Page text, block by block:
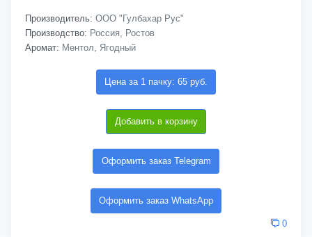
Производитель: ООО "Гулбахар Рус"
Производство: Россия, Ростов
Аромат: Ментол, Ягодный
Цена за 1 пачку: 65 руб.
Добавить в корзину
Оформить заказ Telegram
Оформить заказ WhatsApp
0